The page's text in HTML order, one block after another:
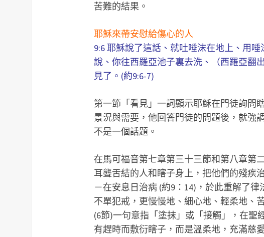
苦難的結果。
耶穌來帶安慰給傷心的人
9:6 耶穌說了這話、就吐唾沫在地上、用
說、你往西羅亞池子裏去洗、（西羅亞翻
見了。(約9:6-7)
第一節「看見」一詞顯示耶穌在門徒詢問
景況與需要，他回答門徒的問題後，就強
不是一個話題。
在馬可福音第七章第三十三節和第八章第
耳聾舌結的人和瞎子身上，把他們的殘疾
－在安息日治病 (約9：14)，於此重解了
不單犯戒，更慢慢地、細心地、輕柔地、
(6節)一句意指「塗抹」或「接觸」，在聖
有趕時而敷衍瞎子，而是溫柔地，充滿慈